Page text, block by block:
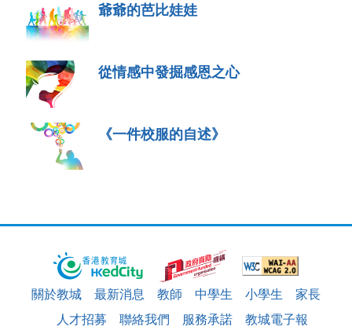
爺爺的芭比娃娃
從情感中發掘感恩之心
《一件校服的自述》
關於教城 最新消息 教師 中學生 小學生
家長
人才招募
聯絡我們 服務承諾 教城電子報